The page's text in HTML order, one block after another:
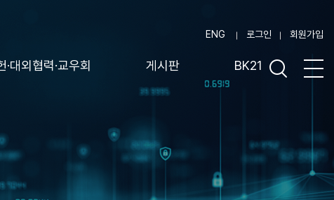
ENG 로그인 회원가입
·대외협력·교우회 게시판 BK21